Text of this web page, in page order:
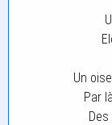
Un
Par